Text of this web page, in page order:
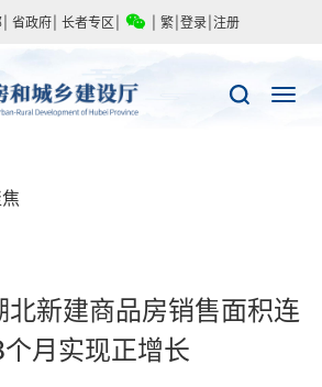
省政府 长者专区 繁 登录 注册
北新建商品房销售面积连
月实现正增长